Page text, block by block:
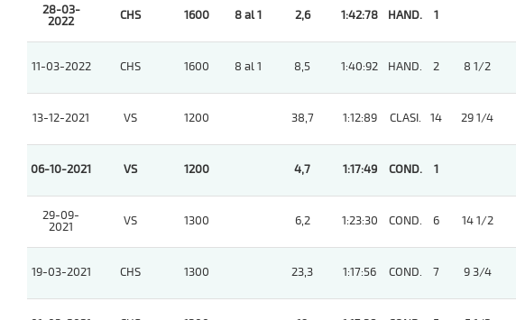
28-03-
2022
CHS 1600 8 al 1 2,6 1:42:78 HAND. 1
11-03-2022 CHS 1600 8 al 1 8,5 1:40:92 HAND. 2 8 1/2
13-12-2021 VS 1200 38,7 1:12:89 CLASI. 14 29 1/4
06-10-2021 VS 1200 4,7 1:17:49 COND. 1
29-09-
2021
VS 1300 6,2 1:23:30 COND. 6 14 1/2
19-03-2021 CHS 1300 23,3 1:17:56 COND. 7 9 3/4